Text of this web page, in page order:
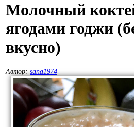
Молочный
ягодами годжи
вкусно)
Автор: sana1974